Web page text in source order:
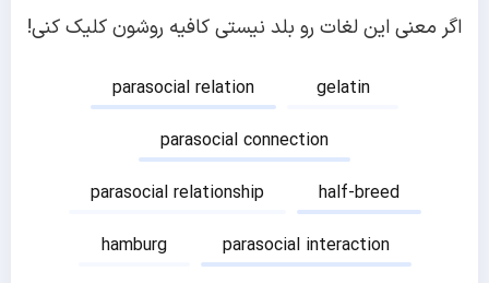
اگر معنی این لغات رو بلد نیستی کافیه روشون کلیک کنی!
parasocial relation
gelatin
parasocial connection
parasocial relationship
half-breed
hamburg
parasocial interaction